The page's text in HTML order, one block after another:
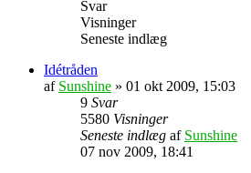
Svar
Visninger
Seneste indlæg
Idétråden
af Sunshine » 01 okt 2009, 15:03
9 Svar
5580 Visninger
Seneste indlæg af Sunshine
07 nov 2009, 18:41